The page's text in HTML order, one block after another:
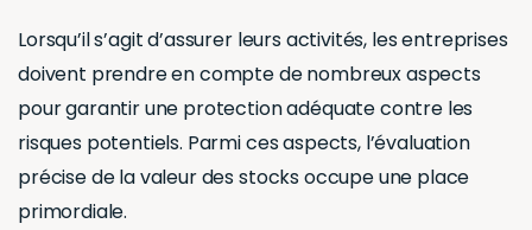
Lorsqu’il s’agit d’assurer leurs activités, les entreprises
doivent prendre en compte de nombreux aspects
pour garantir une protection adéquate contre les
risques potentiels. Parmi ces aspects, l’évaluation
précise de la valeur des stocks occupe une place
primordiale.